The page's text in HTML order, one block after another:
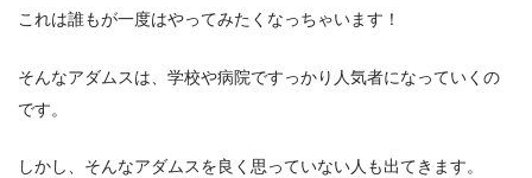
これは誰もが一度はやってみたくなっちゃいます！
そんなアダムスは、学校や病院ですっかり人気者になっていくの
です。
しかし、そんなアダムスを良く思っていない人も出てきます。